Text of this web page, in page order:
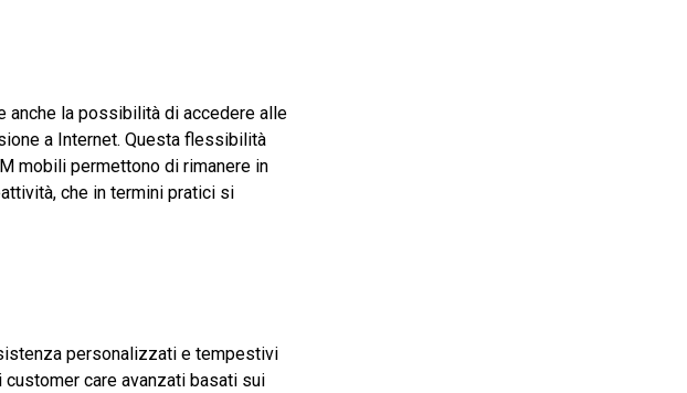
anche la possibilità di accedere alle
a Internet. Questa flessibilità
mobili permettono di rimanere in
che in termini pratici si
personalizzati e tempestivi
care avanzati basati sui